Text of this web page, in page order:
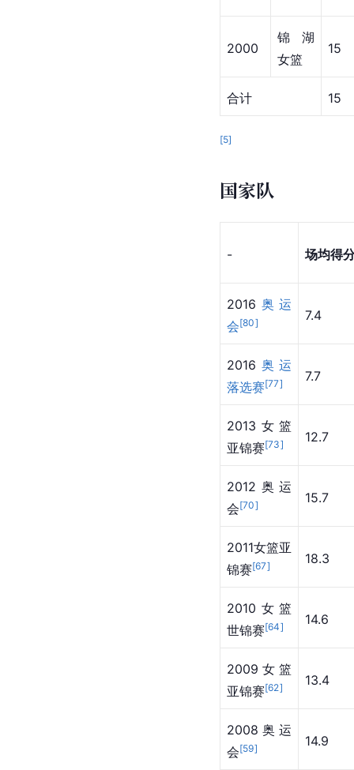
2000
锦湖
女篮
15
合计 15
[5]
国家队
- 场均得
2016 奥运
会[80] 7.4
2016 奥运
落选赛[77] 7.7
2013女篮
亚锦赛[73] 12.7
2012奥运
会[70] 15.7
2011女篮亚
锦赛[67] 18.3
2010女篮
世锦赛[64] 14.6
2009女篮
亚锦赛[62] 13.4
2008奥运
会[59] 14.9